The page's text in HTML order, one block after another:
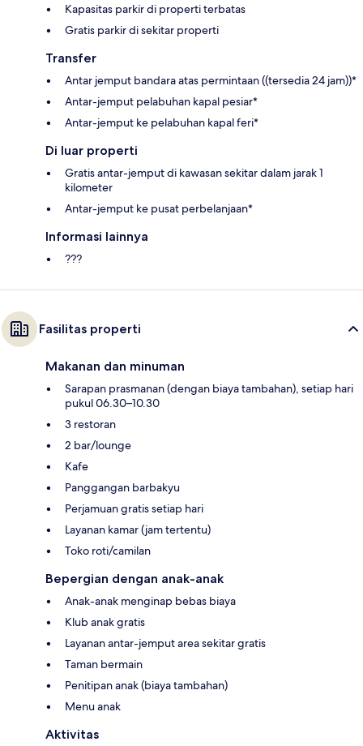
Kapasitas parkir di properti terbatas
Gratis parkir di sekitar properti
Transfer
Antar jemput bandara atas permintaan ((tersedia 24 jam))*
Antar-jemput pelabuhan kapal pesiar*
Antar-jemput ke pelabuhan kapal feri*
Di luar properti
Gratis antar-jemput di kawasan sekitar dalam jarak 1
kilometer
Antar-jemput ke pusat perbelanjaan*
Informasi lainnya
???
Fasilitas properti
Makanan dan minuman
Sarapan prasmanan (dengan biaya tambahan), setiap hari
pukul 06.30–10.30
3 restoran
2 bar/lounge
Kafe
Panggangan barbakyu
Perjamuan gratis setiap hari
Layanan kamar (jam tertentu)
Toko roti/camilan
Bepergian dengan anak-anak
Anak-anak menginap bebas biaya
Klub anak gratis
Layanan antar-jemput area sekitar gratis
Taman bermain
Penitipan anak (biaya tambahan)
Menu anak
Aktivitas